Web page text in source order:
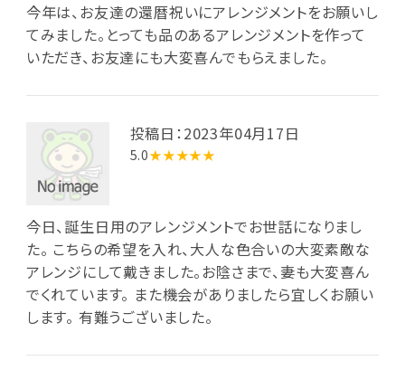
今年は、お友達の還暦祝いにアレンジメントをお願いし
てみました。とっても品のあるアレンジメントを作って
いただき、お友達にも大変喜んでもらえました。
投稿日：2023年04月17日
5.0★★★★★
今日、誕生日用のアレンジメントでお世話になりまし
た。 こちらの希望を入れ、大人な色合いの大変素敵な
アレンジにして戴きました。お陰さまで、妻も大変喜ん
でくれています。 また機会がありましたら宜しくお願い
します。 有難うございました。